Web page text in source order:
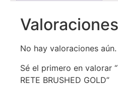
Valoraciones
No hay valoraciones aún.
Sé el primero en valorar
RETE BRUSHED GOLD”